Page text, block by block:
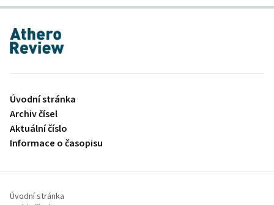
proLékaře.cz
Úvodní stránka
Archiv čísel
Aktuální číslo
Informace o časopisu
Úvodní stránka